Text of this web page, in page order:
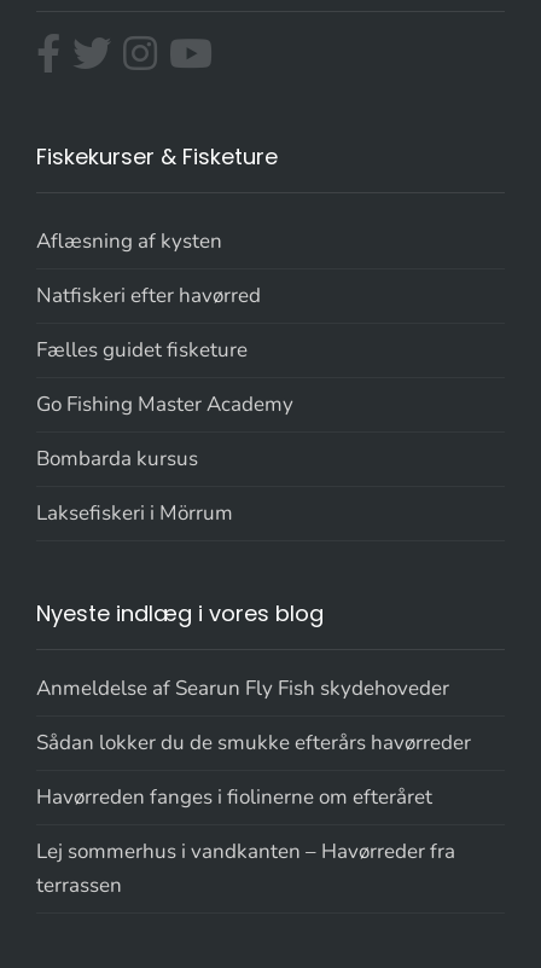
Fiskekurser & Fisketure
Aflæsning af kysten
Natfiskeri efter havørred
Fælles guidet fisketure
Go Fishing Master Academy
Bombarda kursus
Laksefiskeri i Mörrum
Nyeste indlæg i vores blog
Anmeldelse af Searun Fly Fish skydehoveder
Sådan lokker du de smukke efterårs havørreder
Havørreden fanges i fiolinerne om efteråret
Lej sommerhus i vandkanten – Havørreder fra
terrassen